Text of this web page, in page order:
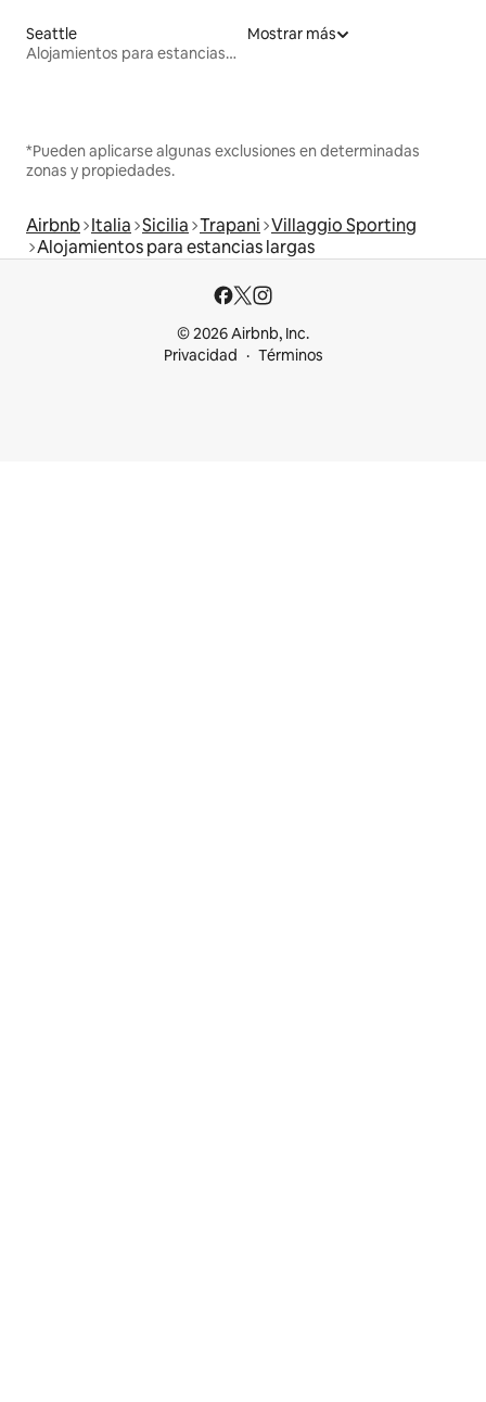
Seattle
Alojamientos para estancias largas
Mostrar más
*Pueden aplicarse algunas exclusiones en determinadas
zonas y propiedades.
Airbnb Italia Sicilia Trapani Villaggio Sporting
Alojamientos para estancias largas
© 2026 Airbnb, Inc.
Privacidad
Términos